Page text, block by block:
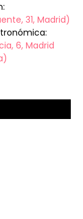
31, Madrid)
6, Madrid